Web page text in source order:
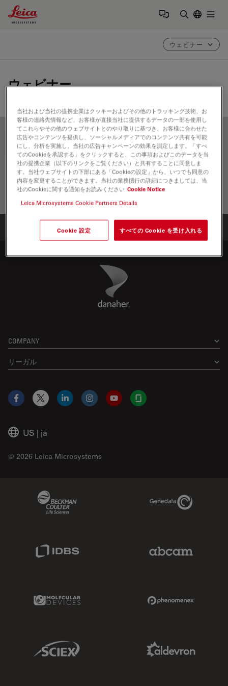
Leica Microsystems Logo
ウェビナー
ウェビナー
FILTER ARTICLES
学びと共有 ウェビナー
Danaher Logo
COMPANY
リーガル
US | ja
© 2026 Leica Microsystems
Facebook
X LinkedInInstagramYouTubeGlassdoor
Genedata Link
Molecular Devices Link
Sciex Link
当社および当社の提携企業はクッキーおよびその他のトラッキング技術、お
客様の連絡先情報など、お客様が直接当社に提供するデータの一部を使用し
てこれらやその他のウェブサイトとのやり取りに基づき、お客様に合わせた
広告やコンテンツを提供し、ソーシャルメディアでのコンテンツ共有を可能
にし、分析を実施し、当社の広告キャンペーンの効果を測定します。「すべ
てのCookieを承認する」をクリックすると、この事項およびこのデータを当
社の提携企業（以下のリンクをご覧ください）と共有することに同意しま
す。当社ウェブサイトの下部にある「Cookieの設定」から、いつでも同意の
内容を変更することができます。当社の業務慣行の詳細につきましては、当
社のCookieに関する通知をお読みください Cookie Notice
Leica Microsystems Cookie Partners Details
Cookie 設定 すべての Cookie を受け入れる